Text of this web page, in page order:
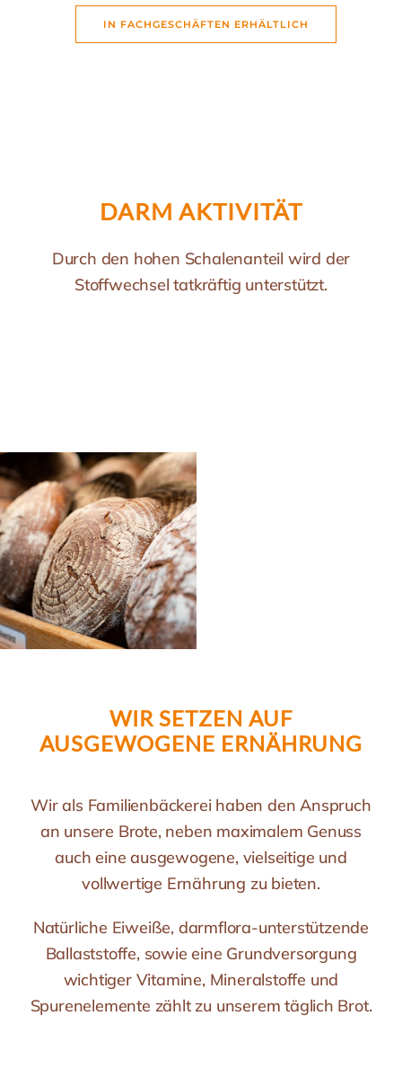
IN FACHGESCHÄFTEN ERHÄLTLICH
DARM AKTIVITÄT
Durch den hohen Schalenanteil wird der
Stoffwechsel tatkräftig unterstützt.
WIR SETZEN AUF
AUSGEWOGENE ERNÄHRUNG
Wir als Familienbäckerei haben den Anspruch
an unsere Brote, neben maximalem Genuss
auch eine ausgewogene, vielseitige und
vollwertige Ernährung zu bieten.
Natürliche Eiweiße, darmflora-unterstützende
Ballaststoffe, sowie eine Grundversorgung
wichtiger Vitamine, Mineralstoffe und
Spurenelemente zählt zu unserem täglich Brot.